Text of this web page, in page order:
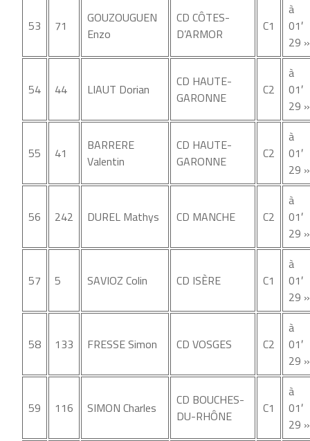
53 71
GOUZOUGUEN
Enzo
CD CÔTES-
D’ARMOR
C1
à
01′
29 »
54 44 LIAUT Dorian
CD HAUTE-
GARONNE
C2
à
01′
29 »
55 41
BARRERE
Valentin
CD HAUTE-
GARONNE
C2
à
01′
29 »
56 242 DUREL Mathys CD MANCHE C2
à
01′
29 »
57 5 SAVIOZ Colin CD ISÈRE C1
à
01′
29 »
58 133 FRESSE Simon CD VOSGES C2
à
01′
29 »
59 116 SIMON Charles
CD BOUCHES-
DU-RHÔNE
C1
à
01′
29 »